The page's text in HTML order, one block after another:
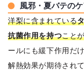
風邪・夏バテの
洋梨に含まれている
抗菌作用を持つこと
ールにも緩下作用だ
解熱効果が期待され